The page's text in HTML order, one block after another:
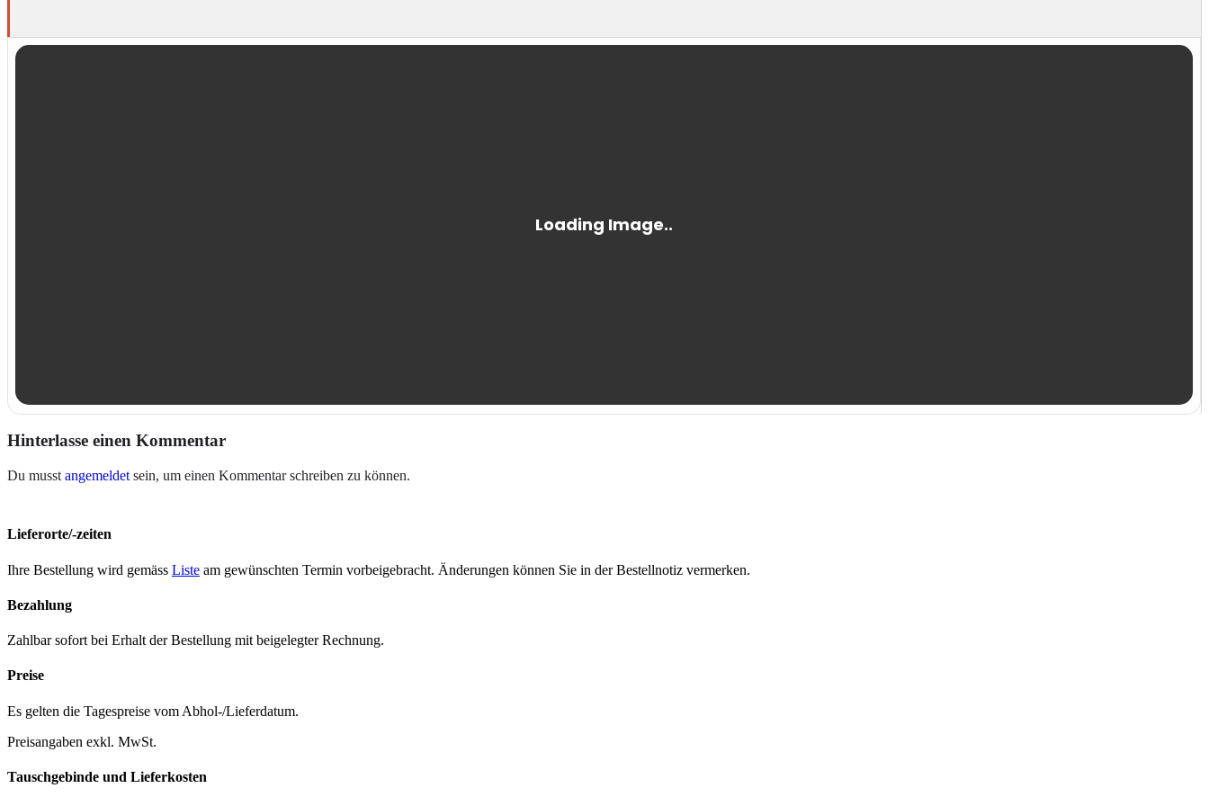
Hinterlasse einen Kommentar
Du musst angemeldet sein, um einen Kommentar schreiben zu können.
Lieferorte/-zeiten
Ihre Bestel­lung wird gemäss Liste am gewün­scht­en Ter­min vor­beige­bracht. Änderun­gen kön­nen Sie in der Bestell­no­tiz ver­merken.
Bezahlung
Zahlbar sofort bei Erhalt der Bestel­lung mit beigelegter Rech­nung.
Preise
Es gel­ten die Tage­spreise vom Abhol-/Liefer­da­tum.
Preisangaben exkl. MwSt.
Tauschgebinde und Lieferkosten